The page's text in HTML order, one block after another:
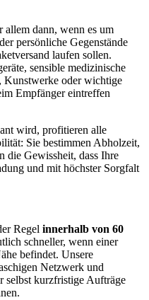
allem dann, wenn es um
persönliche Gegenstände
laufen sollen.
sensible medizinische
Kunstwerke oder wichtige
Empfänger eintreffen
wird, profitieren alle
Sie bestimmen Abholzeit,
die Gewissheit, dass Ihre
und mit höchster Sorgfalt
Regel innerhalb von 60
schneller, wenn einer
befindet. Unsere
Netzwerk und
selbst kurzfristige Aufträge